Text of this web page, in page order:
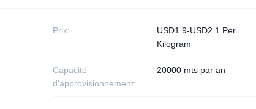
Prix:
USD1.9-USD2.1 Per
Kilogram
Capacité
d'approvisionnement:
20000 mts par an